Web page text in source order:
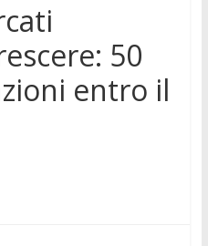
50
entro il